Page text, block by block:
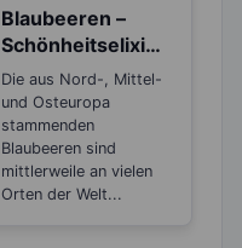
Blaubeeren –
Schönheitselixier
für die Haut und
gut beim
Abnehmen
Die aus Nord-, Mittel-
und Osteuropa
stammenden
Blaubeeren sind
mittlerweile an vielen
Orten der Welt...